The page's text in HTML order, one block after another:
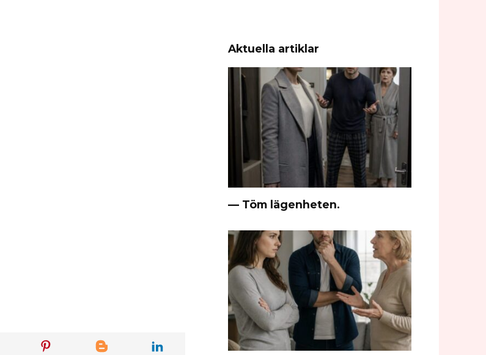
Aktuella artiklar
— Töm lägenheten.